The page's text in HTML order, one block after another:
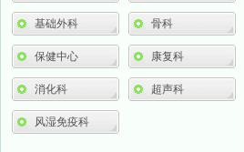
基础外科 骨科
保健中心 康复科
消化科 超声科
风湿免疫科